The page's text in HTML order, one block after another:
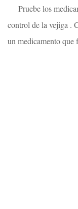
Pruebe los
control de la vejiga .
un medicamento que